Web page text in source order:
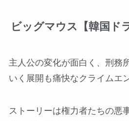
ビッグマウス【韓国ド
主人公の変化が面白く、刑務
いく展開も痛快なクライムエ
ストーリーは権力者たちの悪